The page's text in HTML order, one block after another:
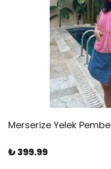
Merserize Yelek Pembe
₺ 399.99